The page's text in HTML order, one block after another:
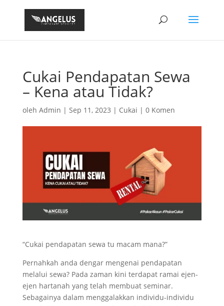
Cukai Pendapatan Sewa
– Kena atau Tidak?
oleh Admin | Sep 11, 2023 | Cukai | 0 Komen
“Cukai pendapatan sewa tu macam mana?”
Pernahkah anda dengar mengenai pendapatan
melalui sewa? Pada zaman kini terdapat ramai ejen-
ejen hartanah yang telah membuat seminar.
Sebagainya dalam menggalakkan individu-individu